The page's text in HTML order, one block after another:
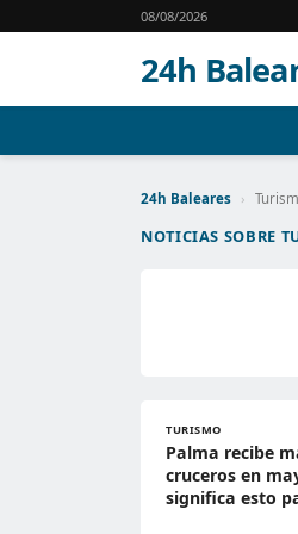
08/08/2026
24h
24h Baleares ›
NOTICIAS SOBRE
TURISMO
Palma recibe
cruceros en
significa esto